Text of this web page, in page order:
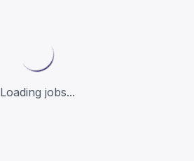
Loading jobs...